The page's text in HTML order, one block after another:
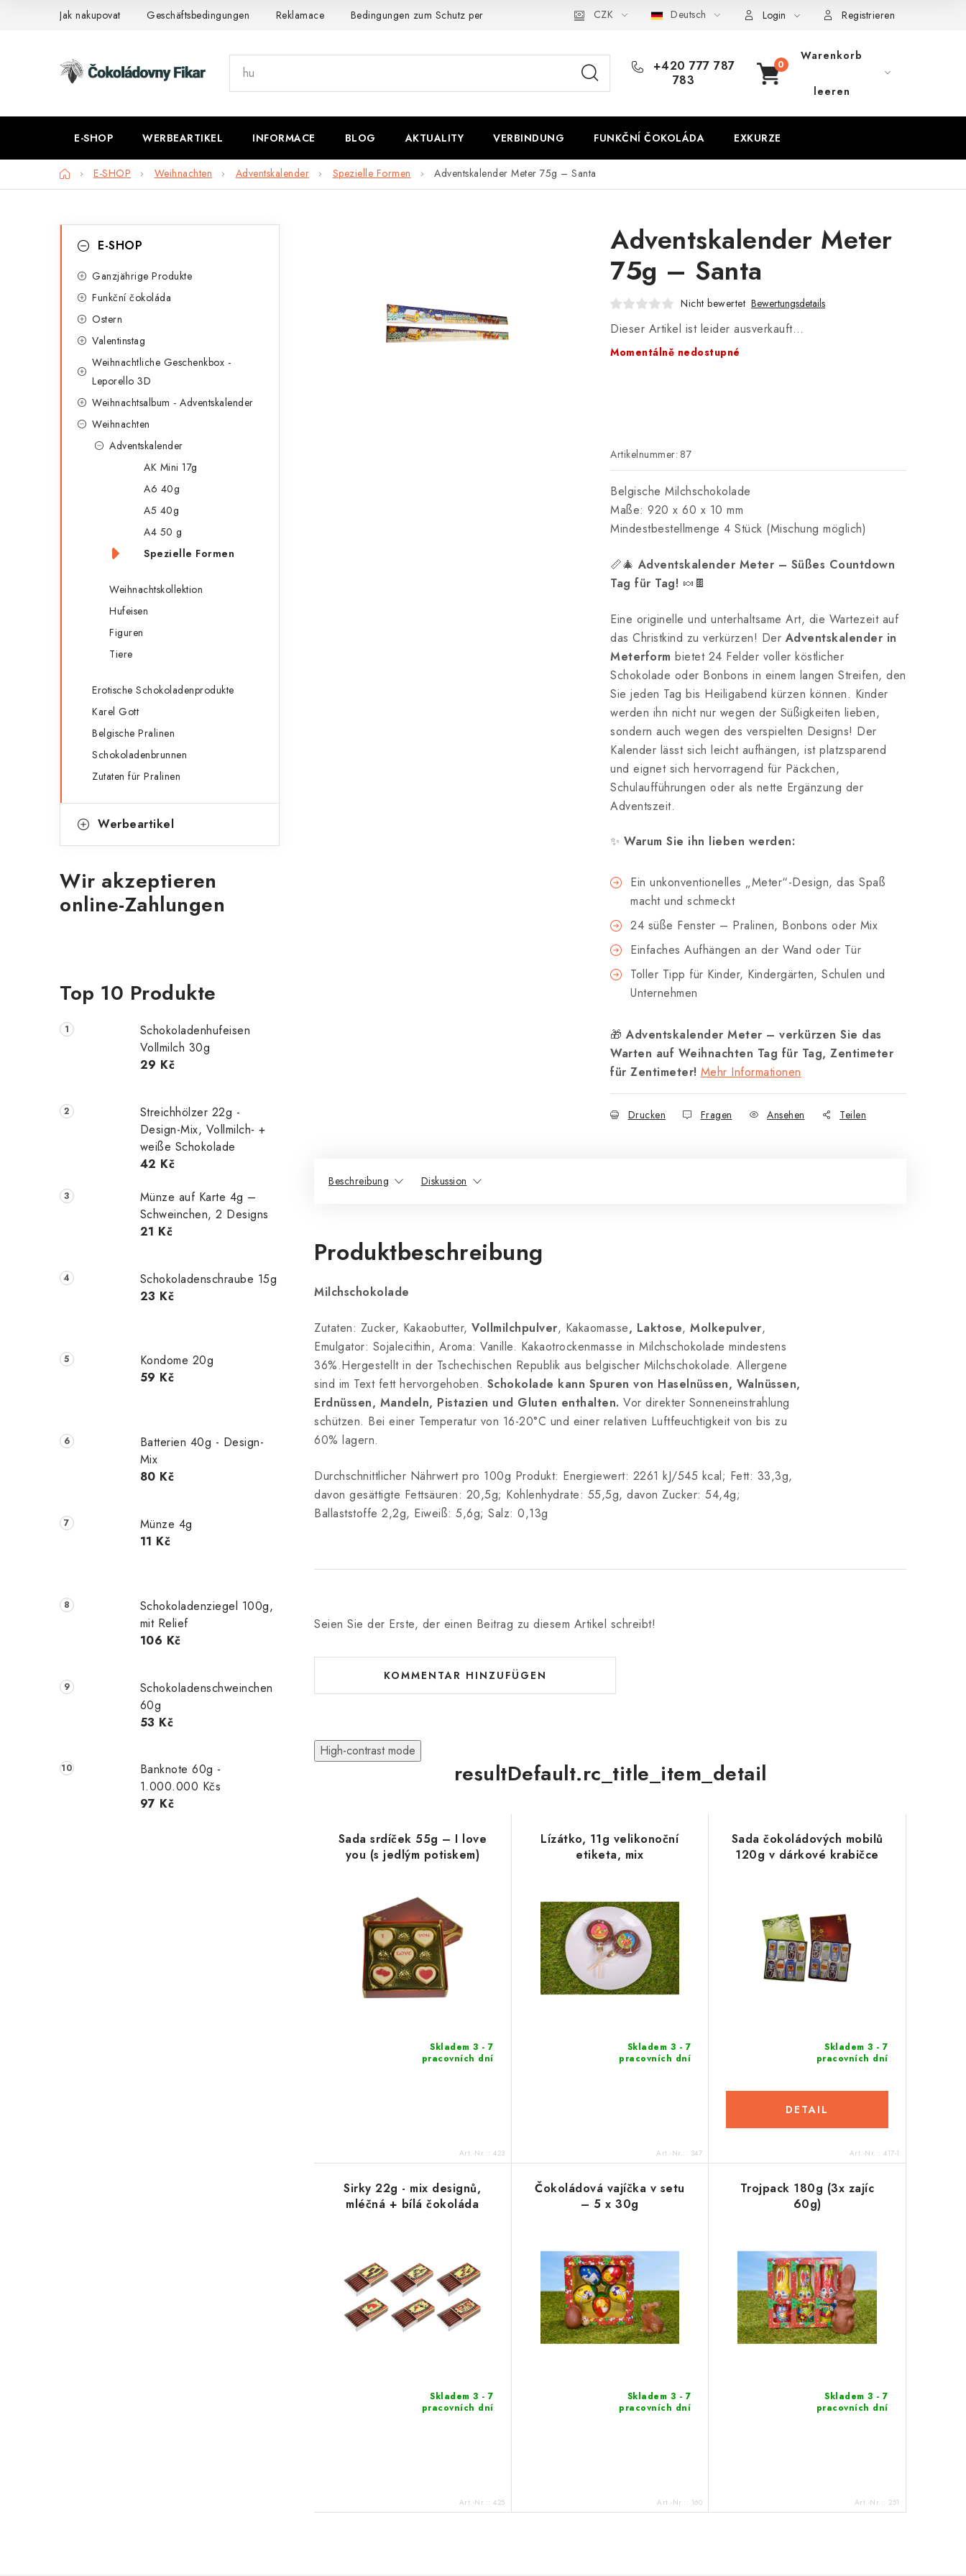
Jak nakupovat Geschäftsbedingungen Reklamace Bedingungen zum Schutz personenbezogener Daten CZK Deutsch Login Registrieren
+420 777 787
783
WARENKORB
Warenkorb
leeren
E-SHOP WERBEARTIKEL INFORMACE BLOG AKTUALITY VERBINDUNG FUNKČNÍ ČOKOLÁDA EXKURZE
StartseiteE-SHOP Weihnachten Adventskalender Spezielle Formen Adventskalender Meter 75g – Santa
überspringen
E-SHOP
Ganzjährige Produkte
Funkční čokoláda
Ostern
Valentinstag
Weihnachtliche Geschenkbox -
Leporello 3D
Weihnachtsalbum - Adventskalender
Weihnachten
Adventskalender
AK Mini 17g
A6 40g
A5 40g
A4 50 g
Spezielle Formen
Weihnachtskollektion
Hufeisen
Figuren
Tiere
Erotische Schokoladenprodukte
Karel Gott
Belgische Pralinen
Schokoladenbrunnen
Zutaten für Pralinen
Werbeartikel
Wir akzeptieren
online-Zahlungen
Top 10 Produkte
Schokoladenhufeisen
Vollmilch 30g
29 Kč
Streichhölzer 22g -
Design-Mix, Vollmilch- +
weiße Schokolade
42 Kč
Münze auf Karte 4g –
Schweinchen, 2 Designs
21 Kč
Schokoladenschraube 15g
23 Kč
Kondome 20g
59 Kč
Batterien 40g - Design-
Mix
80 Kč
Münze 4g
11 Kč
Schokoladenziegel 100g,
mit Relief
106 Kč
Schokoladenschweinchen
60g
53 Kč
Banknote 60g -
1.000.000 Kčs
97 Kč
Adventskalender Meter
75g – Santa
Nicht bewertet Bewertungsdetails
Dieser Artikel ist leider ausverkauft…
Momentálně nedostupné
Artikelnummer: 87
Belgische Milchschokolade
Maße: 920 x 60 x 10 mm
Mindestbestellmenge 4 Stück (Mischung möglich)
📏🎄 Adventskalender Meter – Süßes Countdown
Tag für Tag! 🍬🍫
Eine originelle und unterhaltsame Art, die Wartezeit auf
das Christkind zu verkürzen! Der Adventskalender in
Meterform bietet 24 Felder voller köstlicher
Schokolade oder Bonbons in einem langen Streifen, den
Sie jeden Tag bis Heiligabend kürzen können. Kinder
werden ihn nicht nur wegen der Süßigkeiten lieben,
sondern auch wegen des verspielten Designs! Der
Kalender lässt sich leicht aufhängen, ist platzsparend
und eignet sich hervorragend für Päckchen,
Schulaufführungen oder als nette Ergänzung der
Adventszeit.
✨ Warum Sie ihn lieben werden:
Ein unkonventionelles „Meter“-Design, das Spaß
macht und schmeckt
24 süße Fenster – Pralinen, Bonbons oder Mix
Einfaches Aufhängen an der Wand oder Tür
Toller Tipp für Kinder, Kindergärten, Schulen und
Unternehmen
🎁 Adventskalender Meter – verkürzen Sie das
Warten auf Weihnachten Tag für Tag, Zentimeter
für Zentimeter! Mehr Informationen
Drucken Fragen Ansehen Teilen
Beschreibung Diskussion
Produktbeschreibung
Milchschokolade
Zutaten: Zucker, Kakaobutter, Vollmilchpulver, Kakaomasse, Laktose, Molkepulver,
Emulgator: Sojalecithin, Aroma: Vanille. Kakaotrockenmasse in Milchschokolade mindestens
36%.Hergestellt in der Tschechischen Republik aus belgischer Milchschokolade. Allergene
sind im Text fett hervorgehoben. Schokolade kann Spuren von Haselnüssen, Walnüssen,
Erdnüssen, Mandeln, Pistazien und Gluten enthalten. Vor direkter Sonneneinstrahlung
schützen. Bei einer Temperatur von 16-20°C und einer relativen Luftfeuchtigkeit von bis zu
60% lagern.
Durchschnittlicher Nährwert pro 100g Produkt: Energiewert: 2261 kJ/545 kcal; Fett: 33,3g,
davon gesättigte Fettsäuren: 20,5g; Kohlenhydrate: 55,5g, davon Zucker: 54,4g;
Ballaststoffe 2,2g, Eiweiß: 5,6g; Salz: 0,13g
Seien Sie der Erste, der einen Beitrag zu diesem Artikel schreibt!
KOMMENTAR HINZUFÜGEN
High-contrast mode
resultDefault.rc_title_item_detail
Sada srdíček 55g – I love
you (s jedlým potiskem)
Skladem 3 - 7
pracovních dní
Art.-Nr.::423
Lízátko, 11g velikonoční
etiketa, mix
Skladem 3 - 7
pracovních dní
Art.-Nr.:: 347
Sada čokoládových mobilů
120g v dárkové krabičce
Skladem 3 - 7
pracovních dní
DETAIL
Art.-Nr.::417-1
Sirky 22g - mix designů,
mléčná + bílá čokoláda
Skladem 3 - 7
pracovních dní
Art.-Nr.::425
Čokoládová vajíčka v setu
– 5 x 30g
Skladem 3 - 7
pracovních dní
Art.-Nr.:: 160
Trojpack 180g (3x zajíc
60g)
Skladem 3 - 7
pracovních dní
Art.-Nr.:: 251